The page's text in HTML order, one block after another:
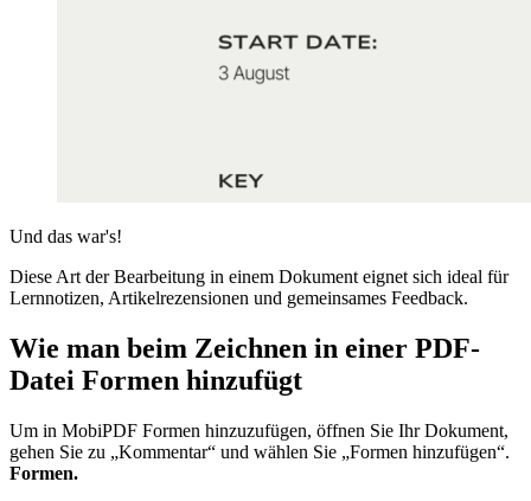
Und das war's!
Diese Art der Bearbeitung in einem Dokument eignet sich ideal für
Lernnotizen, Artikelrezensionen und gemeinsames Feedback.
Wie man beim Zeichnen in einer PDF-
Datei Formen hinzufügt
Um in MobiPDF Formen hinzuzufügen, öffnen Sie Ihr Dokument,
gehen Sie zu „Kommentar“ und wählen Sie „Formen hinzufügen“.
Formen.